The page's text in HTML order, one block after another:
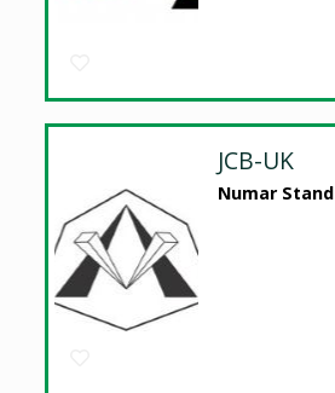
JCB-UK
Numar Stand